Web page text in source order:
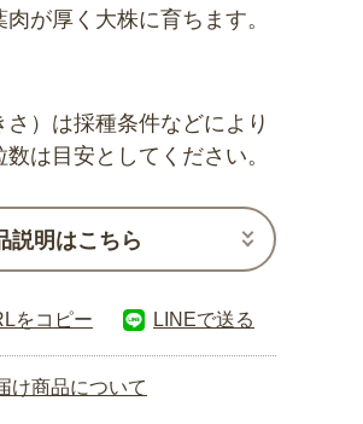
が厚く大株に育ちます。
）は採種条件などにより
は目安としてください。
説明はこちら
をコピー LINEで送る
け商品について